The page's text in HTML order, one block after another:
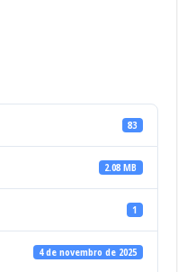
83
2.08 MB
1
4 de novembro de 2025